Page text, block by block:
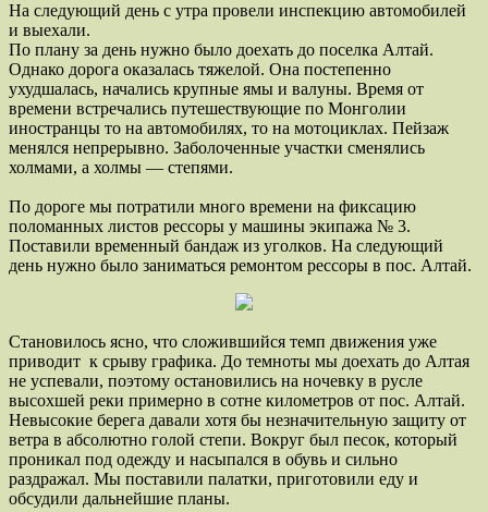
На следующий день с утра провели инспекцию автомобилей
и выехали.
По плану за день нужно было доехать до поселка Алтай.
Однако дорога оказалась тяжелой. Она постепенно
ухудшалась, начались крупные ямы и валуны. Время от
времени встречались путешествующие по Монголии
иностранцы то на автомобилях, то на мотоциклах. Пейзаж
менялся непрерывно. Заболоченные участки сменялись
холмами, а холмы — степями.
По дороге мы потратили много времени на фиксацию
поломанных листов рессоры у машины экипажа № 3.
Поставили временный бандаж из уголков. На следующий
день нужно было заниматься ремонтом рессоры в пос. Алтай.
Становилось ясно, что сложившийся темп движения уже
приводит к срыву графика. До темноты мы доехать до Алтая
не успевали, поэтому остановились на ночевку в русле
высохшей реки примерно в сотне километров от пос. Алтай.
Невысокие берега давали хотя бы незначительную защиту от
ветра в абсолютно голой степи. Вокруг был песок, который
проникал под одежду и насыпался в обувь и сильно
раздражал. Мы поставили палатки, приготовили еду и
обсудили дальнейшие планы.